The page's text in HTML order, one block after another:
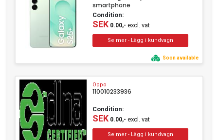
smartphone
Condition:
SEK0.00,- excl. vat
Soon available
Oppo
110010233936
Condition:
SEK0.00,- excl. vat